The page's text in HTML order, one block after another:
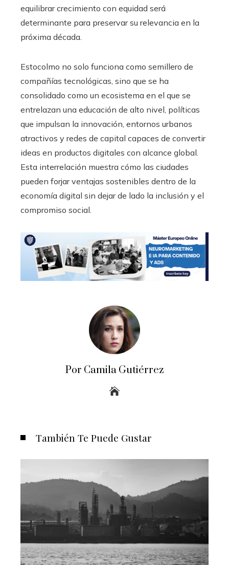
equilibrar crecimiento con equidad será
determinante para preservar su relevancia en la
próxima década.
Estocolmo no solo funciona como semillero de
compañías tecnológicas, sino que se ha
consolidado como un ecosistema en el que se
entrelazan una educación de alto nivel, políticas
que impulsan la innovación, entornos urbanos
atractivos y redes de capital capaces de convertir
ideas en productos digitales con alcance global.
Esta interrelación muestra cómo las ciudades
pueden forjar ventajas sostenibles dentro de la
economía digital sin dejar de lado la inclusión y el
compromiso social.
Por Camila Gutiérrez
También Te Puede Gustar